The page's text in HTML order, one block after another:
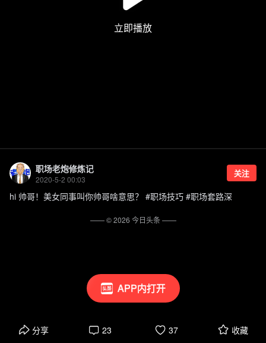
APP内打开
职场老炮修炼记
2020-5-2 00:03
关注
hi 帅哥！美女同事叫你帅哥啥意思？ #职场技巧 #职场套路深
分享 23 37 收藏
—— ©2026 今日头条——